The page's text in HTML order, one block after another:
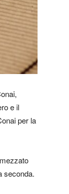
e il
per la
seconda.